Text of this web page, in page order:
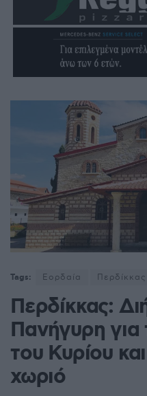
Tags: Εορδαία
Περδίκκας:
Πανήγυρη
του Κυρίου
χωριό